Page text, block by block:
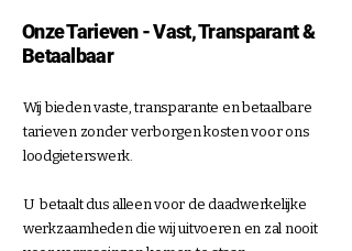
Onze Tarieven - Vast, Transparant &
Betaalbaar
Wij bieden vaste, transparante en betaalbare
tarieven zonder verborgen kosten voor ons
loodgieterswerk.
U betaalt dus alleen voor de daadwerkelijke
werkzaamheden die wij uitvoeren en zal nooit